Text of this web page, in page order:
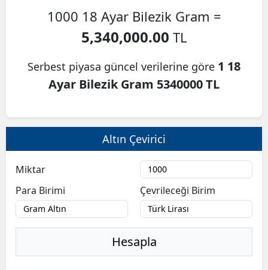
1000 18 Ayar Bilezik Gram =
5,340,000.00 TL
Serbest piyasa güncel verilerine göre 1 18
Ayar Bilezik Gram 5340000 TL
Altın Çevirici
Miktar
Para Birimi
Çevrileceği Birim
Hesapla